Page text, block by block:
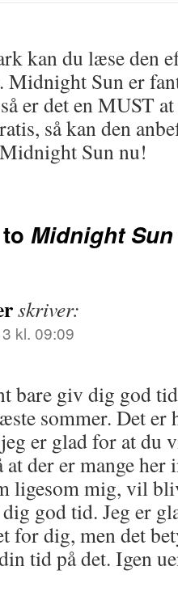
kan du læse den
Sun er
er det en MUST
så kan den
Sun nu!
Midnight Sun
skriver:
kl. 09:09
bare giv dig god
sommer. Det er
er glad for at du
der er mange
ligesom mig, vil
god tid. Jeg er
for dig, men det
tid på det. Igen